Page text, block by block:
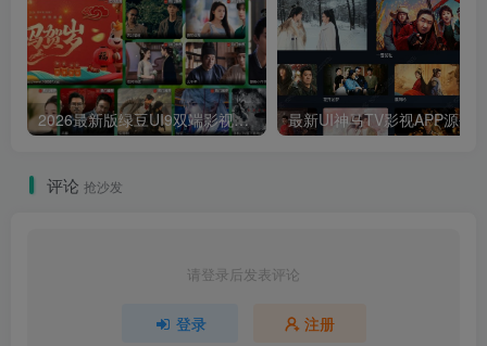
2026最新版绿豆UI9双端影视APP源码
评论 抢沙发
请登录后发表评论
登录 注册